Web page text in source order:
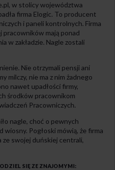
w stolicy województwa
firma Elogic. To producent
i paneli kontrolnych. Firma
pracowników mają ponad
w zakładzie. Nagle zostali
Nie otrzymali pensji ani
milczy, nie ma z nim żadnego
nawet upadłości firmy,
środków pracownikom
Pracowniczych.
nagle, choć o pewnych
wiosny. Pogłoski mówią, że firma
ze swojej duńskiej centrali,
SIĘ ZE ZNAJOMYMI